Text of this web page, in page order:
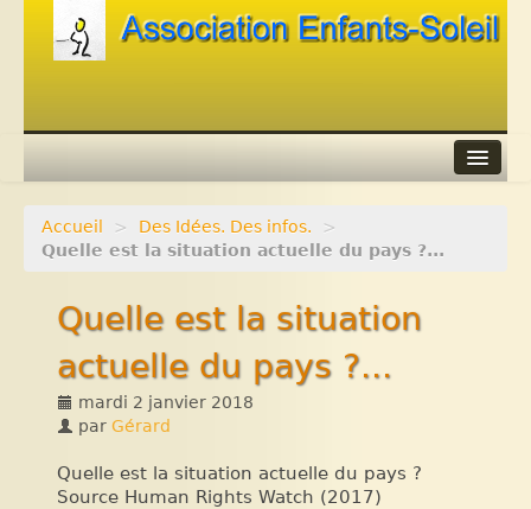
Agenda
Contacts
Accueil > Des Idées. Des infos.
>
Quelle est la situation actuelle du pays ?...
Quelle est la situation
actuelle du pays ?...
mardi 2 janvier 2018
par Gérard
Quelle est la situation actuelle du pays ?
Source Human Rights Watch (2017)